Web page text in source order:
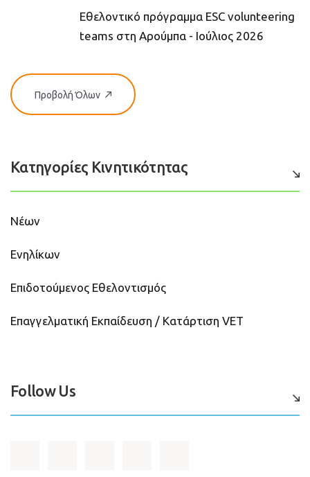
Εθελοντικό πρόγραμμα ESC volunteering
teams στη Αρούμπα - Ιούλιος 2026
Προβολή Όλων
Κατηγορίες Κινητικότητας
Νέων
Ενηλίκων
Επιδοτούμενος Εθελοντισμός
Επαγγελματική Εκπαίδευση / Κατάρτιση VET
Follow Us